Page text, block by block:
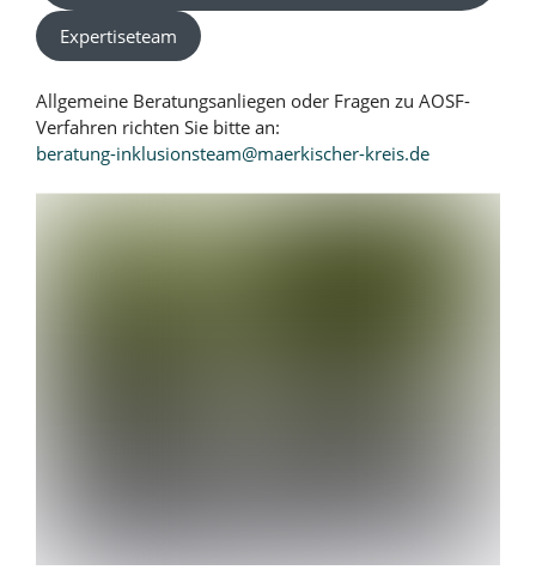
Expertiseteam
Allgemeine Beratungsanliegen oder Fragen zu AOSF-
Verfahren richten Sie bitte an:
beratung-inklusionsteam@maerkischer-kreis.de